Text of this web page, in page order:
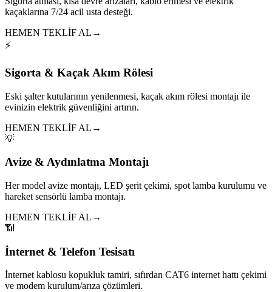
kaçaklarına 7/24 acil usta desteği.
HEMEN TEKLİF AL →
⚡
Sigorta & Kaçak Akım Rölesi
Eski şalter kutularının yenilenmesi, kaçak akım rölesi montajı ile
evinizin elektrik güvenliğini artırın.
HEMEN TEKLİF AL →
💡
Avize & Aydınlatma Montajı
Her model avize montajı, LED şerit çekimi, spot lamba kurulumu ve
hareket sensörlü lamba montajı.
HEMEN TEKLİF AL →
📶
İnternet & Telefon Tesisatı
İnternet kablosu kopukluk tamiri, sıfırdan CAT6 internet hattı çekimi
ve modem kurulum/arıza çözümleri.